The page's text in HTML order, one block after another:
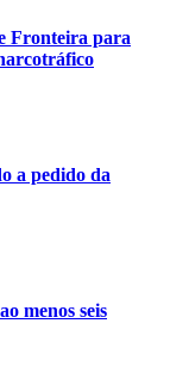
Fronteira para
a pedido da
menos seis